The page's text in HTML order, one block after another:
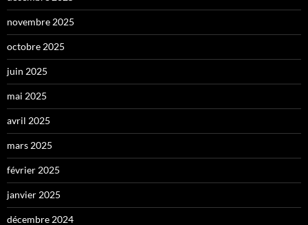
novembre 2025
octobre 2025
juin 2025
mai 2025
avril 2025
mars 2025
février 2025
janvier 2025
décembre 2024